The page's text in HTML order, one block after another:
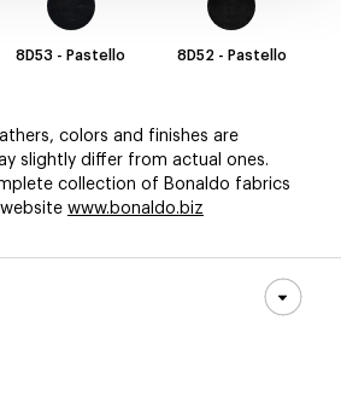
8D53 - Pastello 8D52 - Pastello
colors and finishes are
slightly differ from actual ones.
collection of Bonaldo fabrics
www.bonaldo.biz